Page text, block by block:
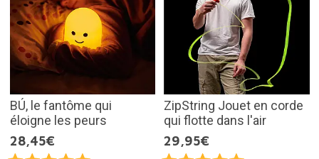
BÚ, le fantôme qui
éloigne les peurs
28,45€
ZipString Jouet en corde
qui flotte dans l'air
29,95€